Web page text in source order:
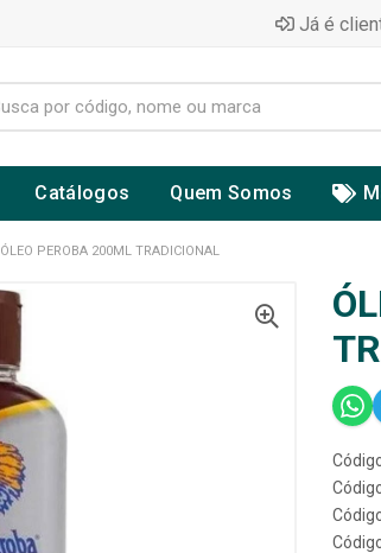
Já é
Catálogos Quem Somos
ÓLEO PEROBA 200ML TRADICIONAL